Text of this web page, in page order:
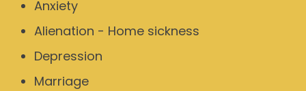
Anxiety
Alienation - Home sickness
Depression
Marriage